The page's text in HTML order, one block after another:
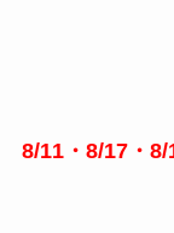
8/11・8/17・8/